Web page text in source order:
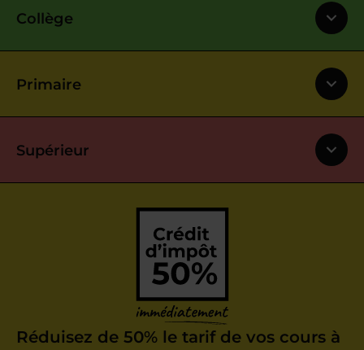
Collège
Primaire
Supérieur
Réduisez de 50% le tarif de vos cours à